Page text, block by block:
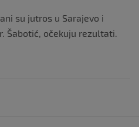
su jutros u Sarajevo i
Šabotić, očekuju rezultati.